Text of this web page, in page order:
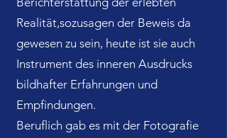
Realität,sozusagen der Beweis da
gewesen zu sein, heute ist sie auch
Instrument des inneren Ausdrucks
bildhafter Erfahrungen und
Empfindungen.
Beruflich gab es mit der Fotografie